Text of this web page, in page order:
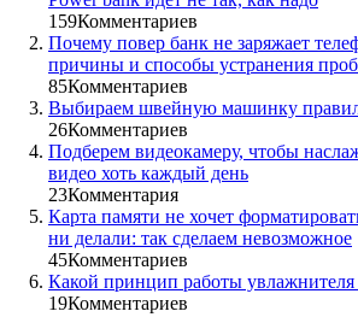
159Комментариев
Почему повер банк не заряжает
причины и способы устранения
85Комментариев
Выбираем швейную машинку
26Комментариев
Подберем видеокамеру, чтобы
видео хоть каждый день
23Комментария
Карта памяти не хочет
ни делали: так сделаем невозможное
45Комментариев
Какой принцип работы увлажнителя
19Комментариев